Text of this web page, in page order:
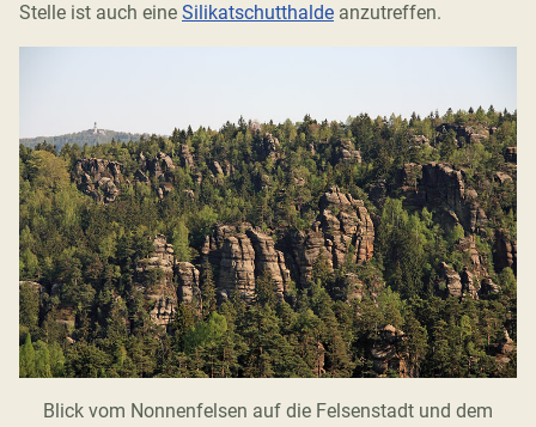
Stelle ist auch eine Silikatschutthalde anzutreffen.
Blick vom Nonnenfelsen auf die Felsenstadt und dem